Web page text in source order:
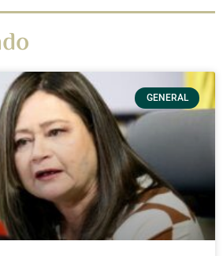
GENERAL